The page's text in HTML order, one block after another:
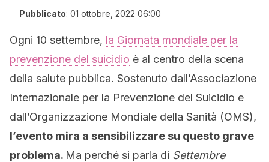
Pubblicato: 01 ottobre, 2022 06:00
Ogni 10 settembre, la Giornata mondiale per la
prevenzione del suicidio è al centro della scena
della salute pubblica. Sostenuto dall’Associazione
Internazionale per la Prevenzione del Suicidio e
dall’Organizzazione Mondiale della Sanità (OMS),
l’evento mira a sensibilizzare su questo grave
problema. Ma perché si parla di Settembre